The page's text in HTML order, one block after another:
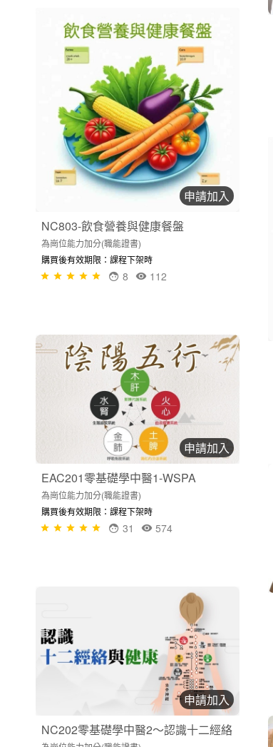
申請加入
NC803-飲食營養與健康餐盤
為崗位能力加分(職能證書)
購買後有效期限：課程下架時
112
8
申請加入
EAC201零基礎學中醫1-WSPA
為崗位能力加分(職能證書)
購買後有效期限：課程下架時
574
31
申請加入
NC202零基礎學中醫2～認識十二經絡